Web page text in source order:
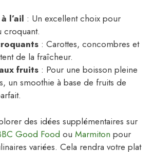
l’ail : Un excellent choix pour
croquant.
: Carottes, concombres et
de la fraîcheur.
fruits : Pour une boisson pleine
un smoothie à base de fruits de
des idées supplémentaires sur
Good Food ou Marmiton pour
variées. Cela rendra votre plat